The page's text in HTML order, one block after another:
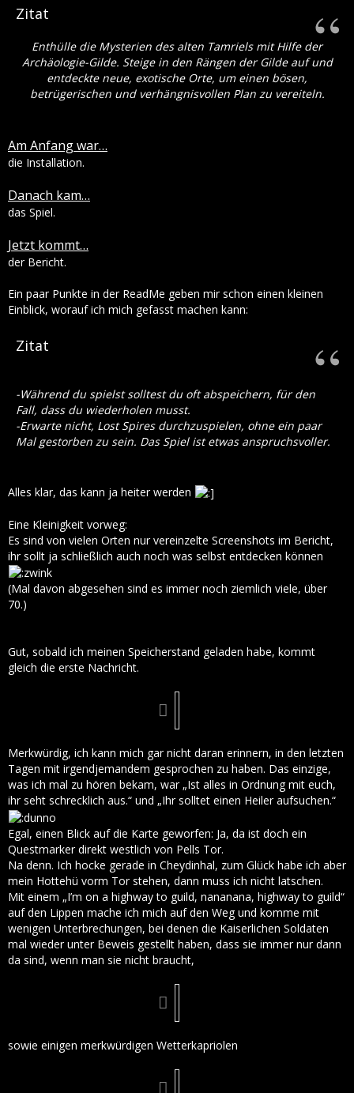
* Must-have Modders Resource
* Über 15 Stunden Spielzeit
Zitat
Enthülle die Mysterien des alten Tamriels mit Hilfe der
Archäologie-Gilde. Steige in den Rängen der Gilde auf und
entdeckte neue, exotische Orte, um einen bösen,
betrügerischen und verhängnisvollen Plan zu vereiteln.
Am Anfang war…
die Installation.
Danach kam…
das Spiel.
Jetzt kommt…
der Bericht.
Ein paar Punkte in der ReadMe geben mir schon einen kleinen
Einblick, worauf ich mich gefasst machen kann:
Zitat
-Während du spielst solltest du oft abspeichern, für den
Fall, dass du wiederholen musst.
-Erwarte nicht, Lost Spires durchzuspielen, ohne ein paar
Mal gestorben zu sein. Das Spiel ist etwas anspruchsvoller.
Alles klar, das kann ja heiter werden
Eine Kleinigkeit vorweg:
Es sind von vielen Orten nur vereinzelte Screenshots im Bericht,
ihr sollt ja schließlich auch noch was selbst entdecken können
(Mal davon abgesehen sind es immer noch ziemlich viele, über
70.)
Gut, sobald ich meinen Speicherstand geladen habe, kommt
gleich die erste Nachricht.
Merkwürdig, ich kann mich gar nicht daran erinnern, in den letzten
Tagen mit irgendjemandem gesprochen zu haben. Das einzige,
was ich mal zu hören bekam, war „Ist alles in Ordnung mit euch,
ihr seht schrecklich aus.“ und „Ihr solltet einen Heiler aufsuchen.“
Egal, einen Blick auf die Karte geworfen: Ja, da ist doch ein
Questmarker direkt westlich von Pells Tor.
Na denn. Ich hocke gerade in Cheydinhal, zum Glück habe ich aber
mein Hottehü vorm Tor stehen, dann muss ich nicht latschen.
Mit einem „I’m on a highway to guild, nananana, highway to guild“
auf den Lippen mache ich mich auf den Weg und komme mit
wenigen Unterbrechungen, bei denen die Kaiserlichen Soldaten
mal wieder unter Beweis gestellt haben, dass sie immer nur dann
da sind, wenn man sie nicht braucht,
sowie einigen merkwürdigen Wetterkapriolen